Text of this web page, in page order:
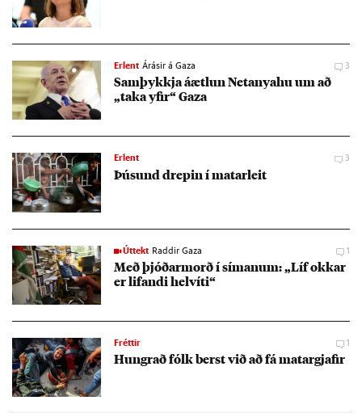
Erlent Árásir á Gaza 3
Sam­þykkja áætl­un Net­anya­hu um að
„taka yf­ir“ Gaza
Erlent 3
Þús­und drep­in í mat­ar­leit
Úttekt Raddir Gaza 1
Með þjóð­armorð í sím­an­um: „Líf okk­ar
er lif­andi hel­víti“
Fréttir 1
Hungr­að fólk berst við að fá mat­ar­gjaf­ir